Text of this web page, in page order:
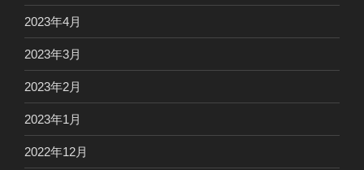
2023年4月
2023年3月
2023年2月
2023年1月
2022年12月